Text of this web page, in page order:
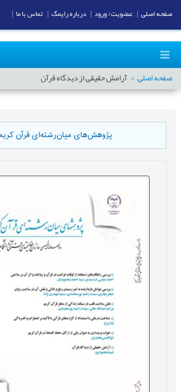
صفحه اصلی آرامش حقیقی از دیدگاه قرآن
پژوهش‌های میان‌رشته‌ای قرآن کریم
صفحه اصلی عضویت/ ورود درباره رایمگ تماس با ما